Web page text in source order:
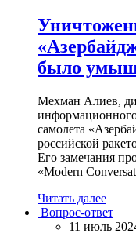
было
Мехман Алиев,
информационного
самолета
российской
Его замечания
«Modern
Читать далее
Вопрос-ответ
11 июль